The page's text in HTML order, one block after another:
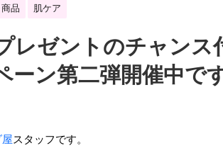
品 肌ケア
レゼントのチャンス
ーン第二弾開催中で
スタッフです。